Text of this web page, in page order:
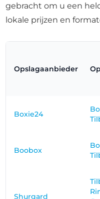
gebracht om u een
lokale prijzen en
Opslagaanbieder
Boxie24
Boobox
Shurgard